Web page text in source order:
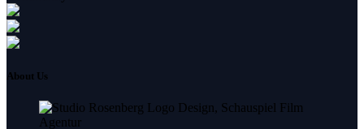
About Us